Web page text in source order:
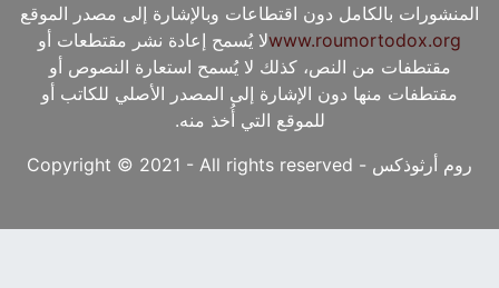
المنشورات بالكامل دون اقتطاعات وبالإشارة إلى مصدر الموقع
www.roumortodox.orgلا يُسمح إعادة نشر مقتطعات أو
مقتطفات من النص، كذلك لا يُسمح استعارة النصوص أو
مقتطفات منها دون الإشارة إلى المصدر الأصلي للكاتب أو
للموقع التي أُخذ منه.
روم أرثوذكس - Copyright © 2021 - All rights reserved